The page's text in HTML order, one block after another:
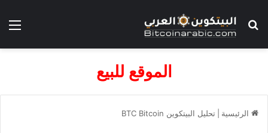
بحث عن
الموقع للبيع
الرئيسية تحليل البيتكوين BTC Bitcoin